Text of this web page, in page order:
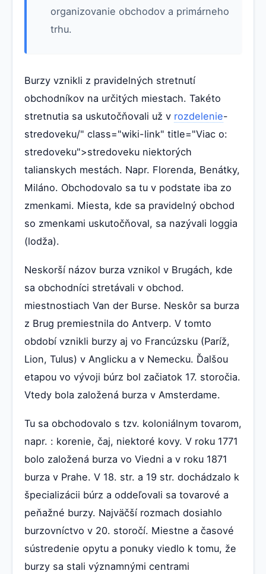
organizovanie obchodov a primárneho
trhu.
Burzy vznikli z pravidelných stretnutí
obchodníkov na určitých miestach. Takéto
stretnutia sa uskutočňovali už v rozdelenie-
stredoveku/" class="wiki-link" title="Viac o:
stredoveku">stredoveku niektorých
talianskych mestách. Napr. Florenda, Benátky,
Miláno. Obchodovalo sa tu v podstate iba zo
zmenkami. Miesta, kde sa pravidelný obchod
so zmenkami uskutočňoval, sa nazývali loggia
(lodža).
Neskorší názov burza vznikol v Brugách, kde
sa obchodníci stretávali v obchod.
miestnostiach Van der Burse. Neskôr sa burza
z Brug premiestnila do Antverp. V tomto
období vznikli burzy aj vo Francúzsku (Paríž,
Lion, Tulus) v Anglicku a v Nemecku. Ďalšou
etapou vo vývoji búrz bol začiatok 17. storočia.
Vtedy bola založená burza v Amsterdame.
Tu sa obchodovalo s tzv. koloniálnym tovarom,
napr. : korenie, čaj, niektoré kovy. V roku 1771
bolo založená burza vo Viedni a v roku 1871
burza v Prahe. V 18. str. a 19 str. dochádzalo k
špecializácii búrz a oddeľovali sa tovarové a
peňažné burzy. Najväčší rozmach dosiahlo
burzovníctvo v 20. storočí. Miestne a časové
sústredenie opytu a ponuky viedlo k tomu, že
burzy sa stali významnými centrami